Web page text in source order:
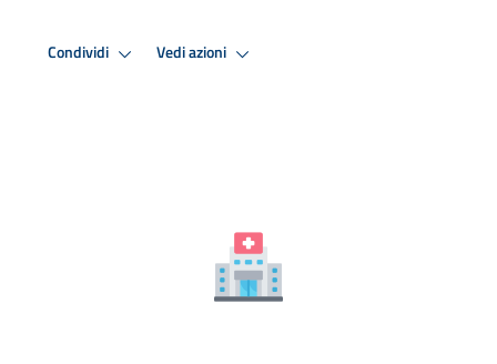
Condividi Vedi azioni